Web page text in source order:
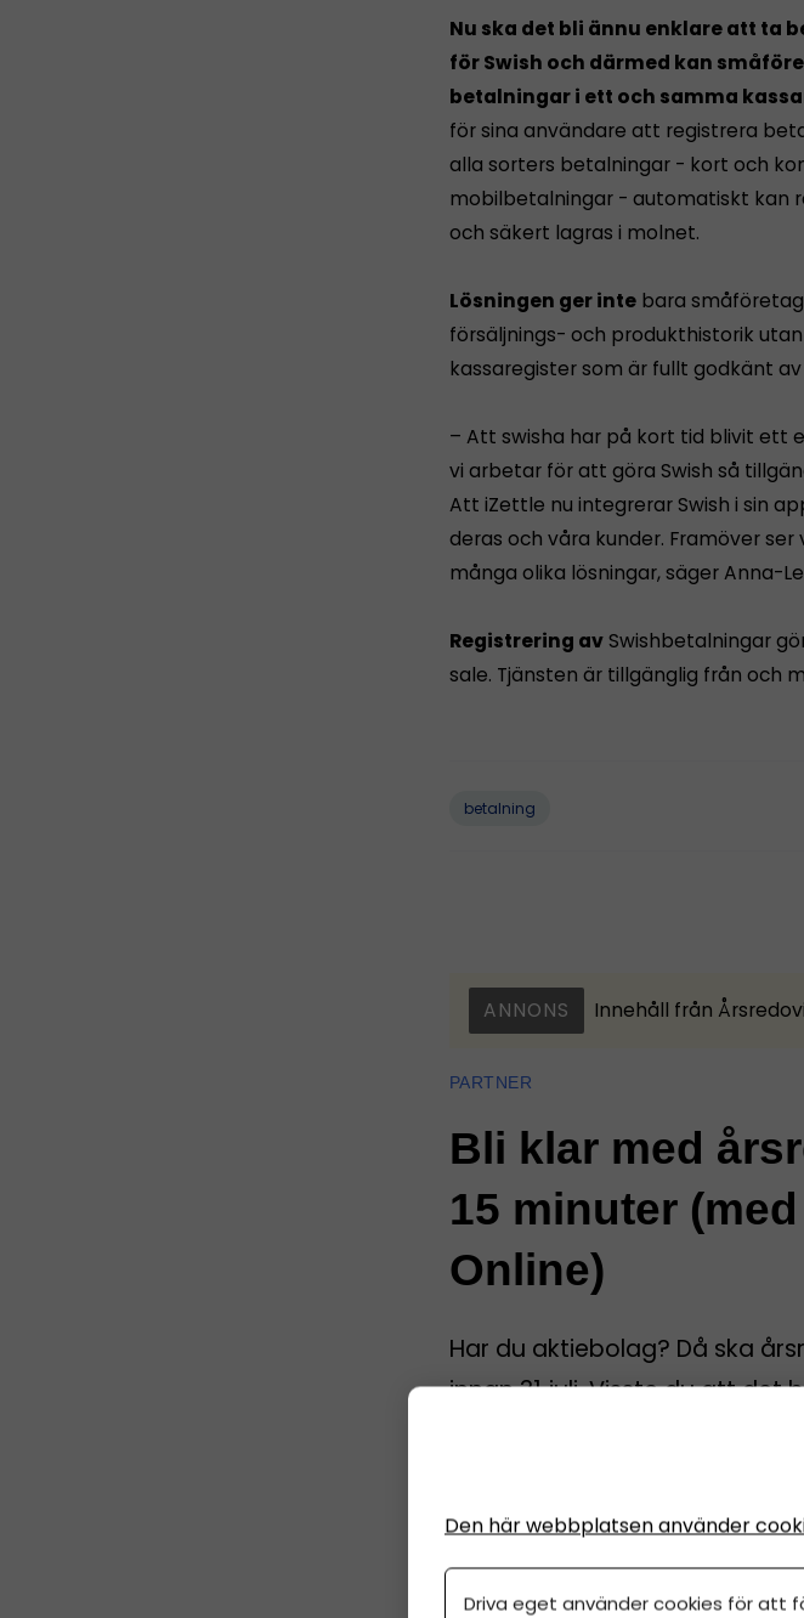
Nu ska det bli ännu enklare att ta
för Swish och därmed kan
betalningar i ett och samma
för sina användare att registrera
alla sorters betalningar - kort och
mobilbetalningar - automatiskt kan
och säkert lagras i molnet.
Lösningen ger inte bara
försäljnings- och produkthistorik
kassaregister som är fullt godkänt
– Att swisha har på kort tid blivit
vi arbetar för att göra Swish så
Att iZettle nu integrerar Swish i sin
deras och våra kunder. Framöver
många olika lösningar, säger Anna-
Registrering av Swishbetalningar
sale. Tjänsten är tillgänglig från och
betalning
ANNONS Innehåll från
PARTNER
Bli klar med
15 minuter
Online)
Har du aktiebolag? Då ska
innan 31 juli. Visste du att
Den här webbplatsen använder
Driva eget använder cookies för att